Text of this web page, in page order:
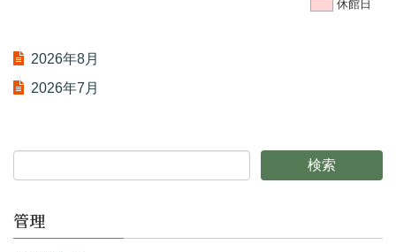
休館日
2026年8月
2026年7月
管理